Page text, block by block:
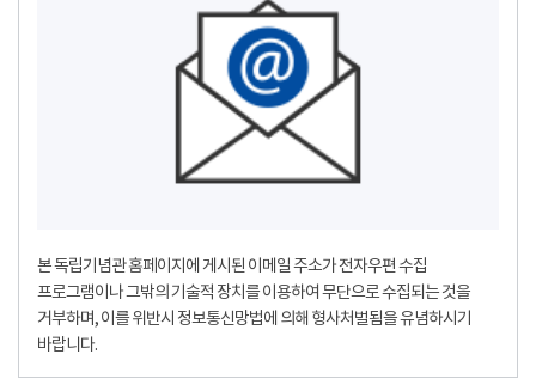
본 독립기념관 홈페이지에 게시된 이메일 주소가 전자우편 수집
프로그램이나 그밖의 기술적 장치를 이용하여 무단으로 수집되는 것을
거부하며, 이를 위반시 정보통신망법에 의해 형사처벌됨을 유념하시기
바랍니다.